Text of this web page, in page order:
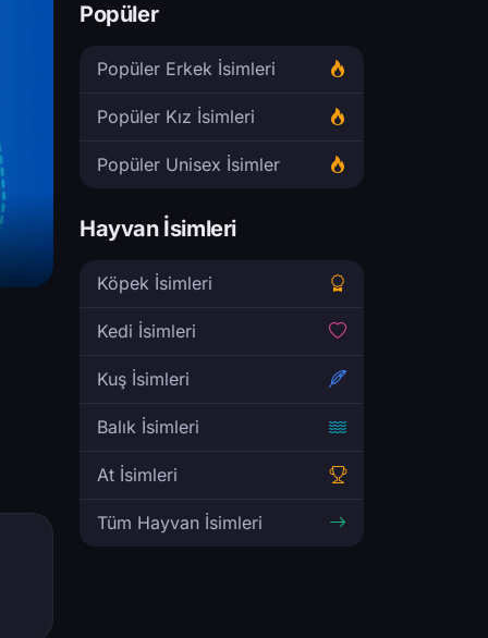
Popüler
Popüler Erkek İsimleri
Popüler Kız İsimleri
Popüler Unisex İsimler
Hayvan İsimleri
Köpek İsimleri
Kedi İsimleri
Kuş İsimleri
Balık İsimleri
At İsimleri
Tüm Hayvan İsimleri